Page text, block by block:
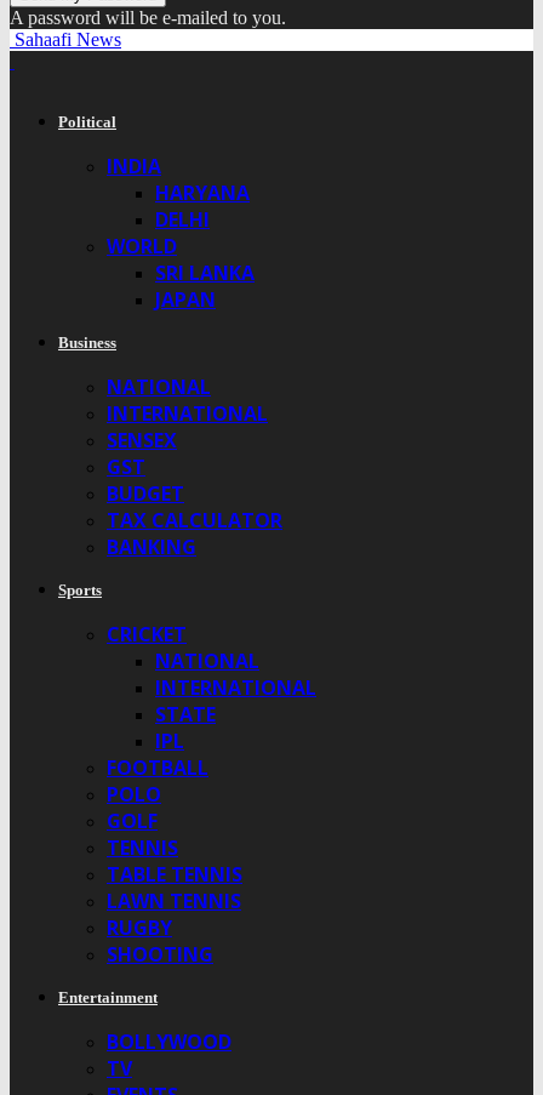
A password will be e-mailed to you.
Sahaafi News
Political
INDIA
HARYANA
DELHI
WORLD
SRI LANKA
JAPAN
Business
NATIONAL
INTERNATIONAL
SENSEX
GST
BUDGET
TAX CALCULATOR
BANKING
Sports
CRICKET
NATIONAL
INTERNATIONAL
STATE
IPL
FOOTBALL
POLO
GOLF
TENNIS
TABLE TENNIS
LAWN TENNIS
RUGBY
SHOOTING
Entertainment
BOLLYWOOD
TV